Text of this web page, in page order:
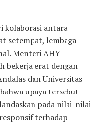
kolaborasi antara
setempat, lembaga
Menteri AHY
bekerja erat dengan
dan Universitas
upaya tersebut
pada nilai-nilai
terhadap